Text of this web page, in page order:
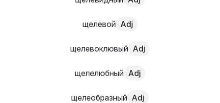
щелевой Adj
щелевоклювый Adj
щелелюбный Adj
щелеобразный Adj